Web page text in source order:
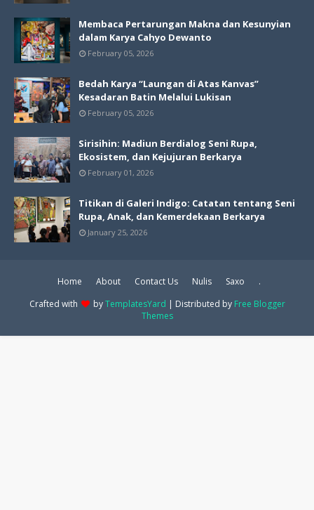
Membaca Pertarungan Makna dan Kesunyian
dalam Karya Cahyo Dewanto
February 05, 2026
Bedah Karya “Laungan di Atas Kanvas”
Kesadaran Batin Melalui Lukisan
February 05, 2026
Sirisihin: Madiun Berdialog Seni Rupa,
Ekosistem, dan Kejujuran Berkarya
February 01, 2026
Titikan di Galeri Indigo: Catatan tentang Seni
Rupa, Anak, dan Kemerdekaan Berkarya
January 25, 2026
Home About Contact Us Nulis Saxo
.
Crafted with
byTemplatesYard | Distributed by Free Blogger
Themes